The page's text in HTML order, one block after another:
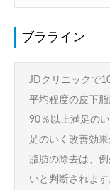
ブラライン
JDクリニックで
平均程度の皮下
90％以上満足の
足のいく改善効
脂肪の除去は、
いと判断されます